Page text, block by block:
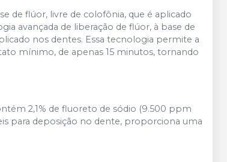
de flúor, livre de colofônia, que é aplicado
avançada de liberação de flúor, à base de
nos dentes. Essa tecnologia permite a
mínimo, de apenas 15 minutos, tornando
2,1% de fluoreto de sódio (9.500 ppm
para deposição no dente, proporciona uma